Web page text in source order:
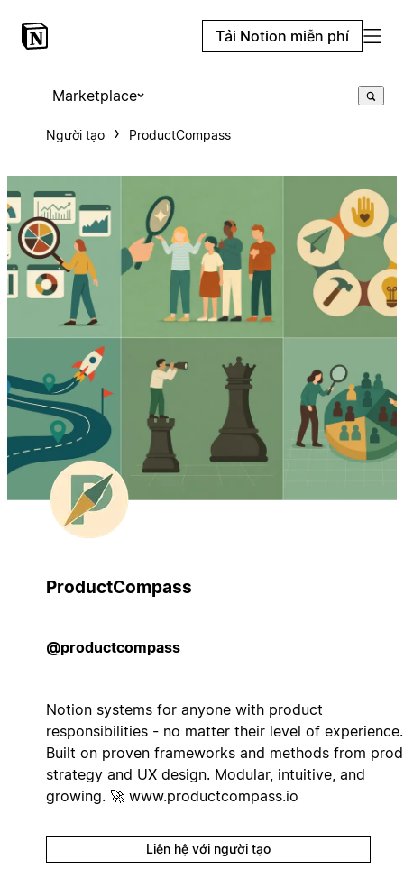
Tải Notion miễn phí
Marketplace
Người tạo ProductCompass
ProductCompass
@productcompass
Notion systems for anyone with product
responsibilities - no matter their level of experience.
Built on proven frameworks and methods from
strategy and UX design. Modular, intuitive, and
growing. 🚀 www.productcompass.io
Liên hệ với người tạo